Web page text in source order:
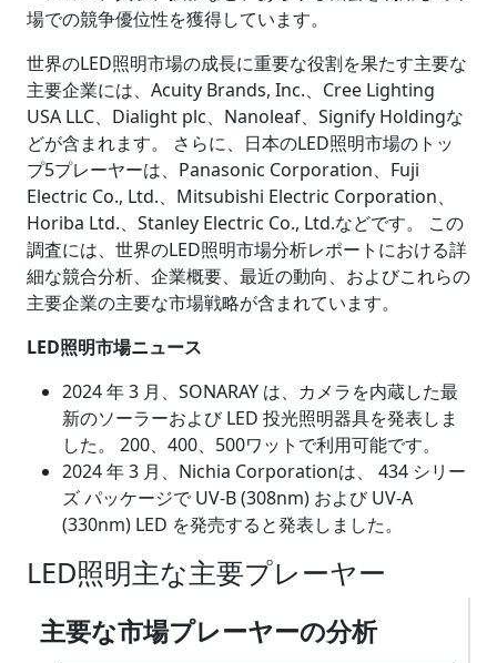
場での競争優位性を獲得しています。
世界のLED照明市場の成長に重要な役割を果たす主要な
主要企業には、Acuity Brands, Inc.、Cree Lighting
USA LLC、Dialight plc、Nanoleaf、Signify Holdingな
どが含まれます。 さらに、日本のLED照明市場のトッ
プ5プレーヤーは、Panasonic Corporation、Fuji
Electric Co., Ltd.、Mitsubishi Electric Corporation、
Horiba Ltd.、Stanley Electric Co., Ltd.などです。 この
調査には、世界のLED照明市場分析レポートにおける詳
細な競合分析、企業概要、最近の動向、およびこれらの
主要企業の主要な市場戦略が含まれています。
LED照明市場ニュース
2024 年 3 月、SONARAY は、カメラを内蔵した最
新のソーラーおよび LED 投光照明器具を発表しま
した。 200、400、500ワットで利用可能です。
2024 年 3 月、Nichia Corporationは、 434 シリー
ズ パッケージで UV-B (308nm) および UV-A
(330nm) LED を発売すると発表しました。
LED照明主な主要プレーヤー
主要な市場プレーヤーの分析